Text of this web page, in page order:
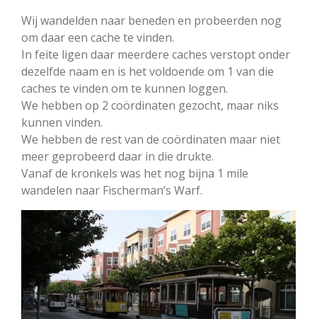
Wij wandelden naar beneden en probeerden nog
om daar een cache te vinden.
In feite ligen daar meerdere caches verstopt onder
dezelfde naam en is het voldoende om 1 van die
caches te vinden om te kunnen loggen.
We hebben op 2 coördinaten gezocht, maar niks
kunnen vinden.
We hebben de rest van de coördinaten maar niet
meer geprobeerd daar in die drukte.
Vanaf de kronkels was het nog bijna 1 mile
wandelen naar Fischerman’s Warf.